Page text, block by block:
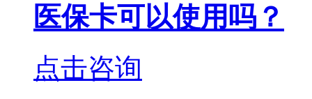
医保卡可以使用吗？
点击咨询